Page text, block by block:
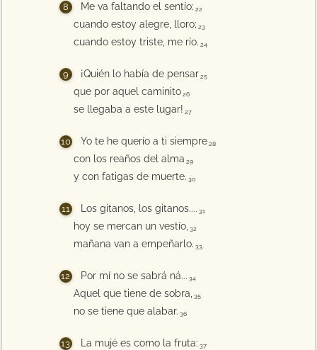
Me va faltando el sentío: 22
cuando estoy alegre, lloro; 23
cuando estoy triste, me río. 24
¡Quién lo había de pensar 25
que por aquel caminito 26
se llegaba a este lugar! 27
Yo te he querío a ti siempre 28
con los reaños del alma 29
y con fatigas de muerte. 30
Los gitanos, los gitanos.... 31
hoy se mercan un vestío, 32
mañana van a empeñarlo. 33
Por mí no se sabrá ná... 34
Aquel que tiene de sobra, 35
no se tiene que alabar. 36
La mujé es como la fruta: 37